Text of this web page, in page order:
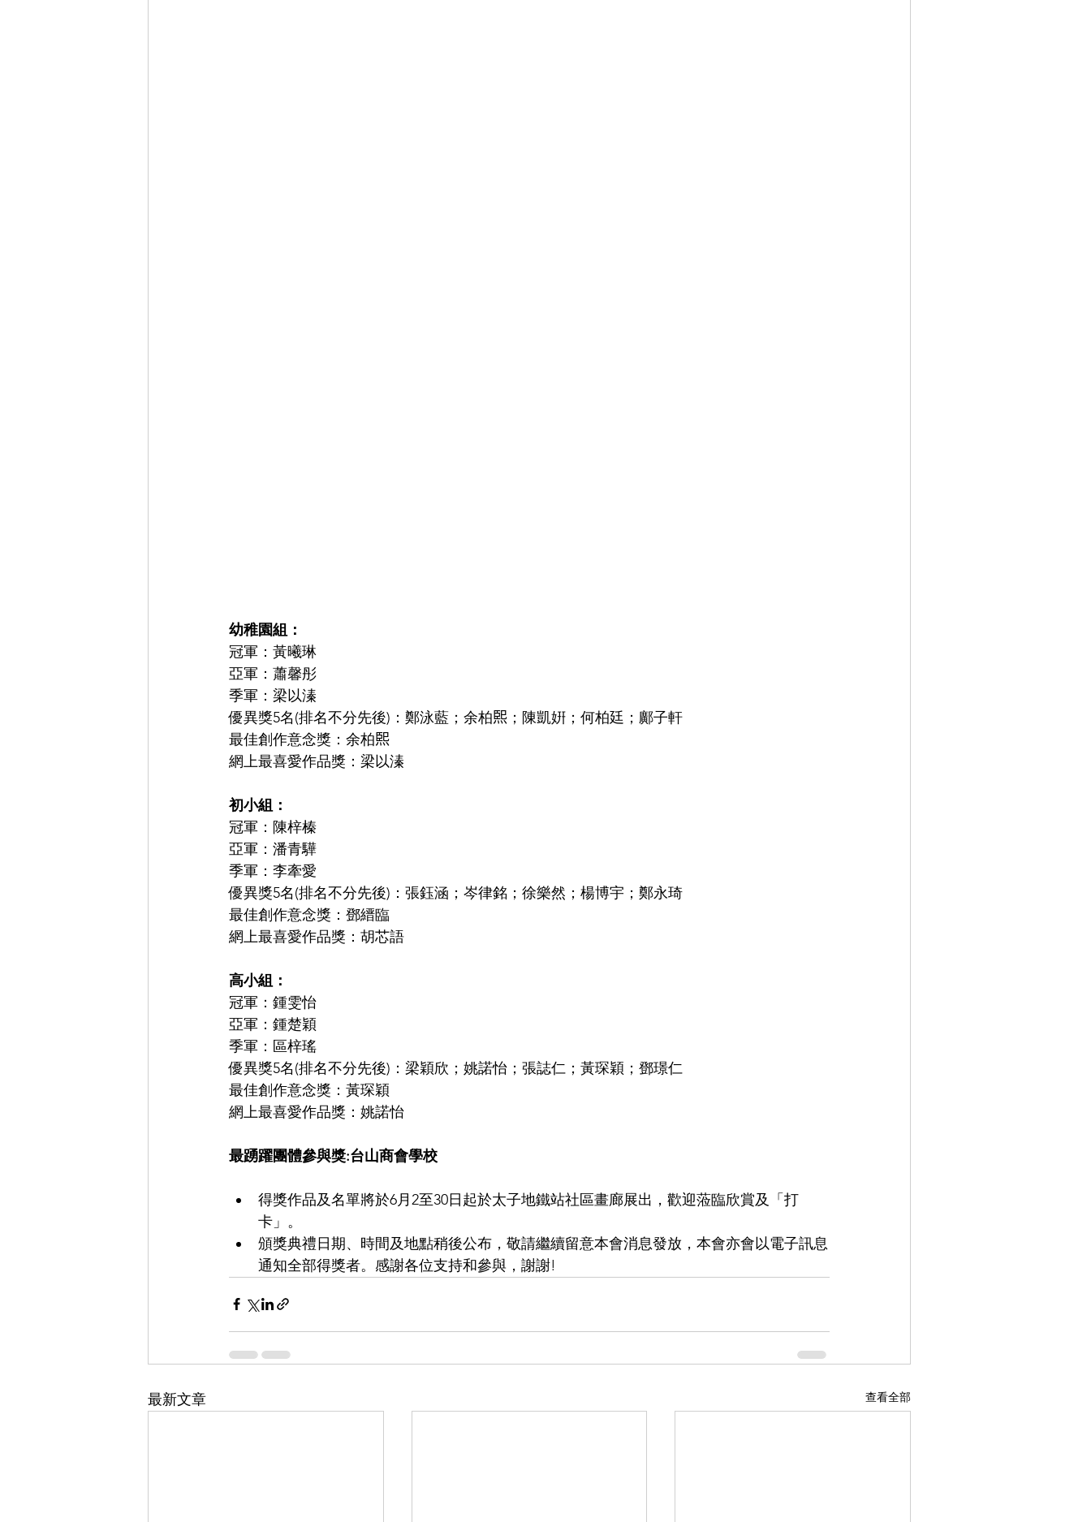
幼稚園組：
冠軍：黃曦琳
亞軍：蕭馨彤
季軍：梁以溱
優異獎5名(排名不分先後)：鄭泳藍；余柏𤋮；陳凱姸；何柏廷；鄺子軒
最佳創作意念獎：余柏𤋮
網上最喜愛作品獎：梁以溱
初小組：
冠軍：陳梓榛
亞軍：潘青驊
季軍：李牽愛
優異獎5名(排名不分先後)：張鈺涵；岑律銘；徐樂然；楊博宇；鄭永琦
最佳創作意念獎：鄧縉臨
網上最喜愛作品獎：胡芯語
高小組：
冠軍：鍾雯怡
亞軍：鍾楚穎
季軍：區梓瑤
優異獎5名(排名不分先後)：梁穎欣；姚諾怡；張誌仁；黃琛穎；鄧璟仁
最佳創作意念獎：黃琛穎
網上最喜愛作品獎：姚諾怡
最踴躍團體參與獎:台山商會學校
得獎作品及名單將於6月2至30日起於太子地鐵站社區畫廊展出，歡迎蒞臨欣賞及「打
卡」。
頒獎典禮日期、時間及地點稍後公布，敬請繼續留意本會消息發放，本會亦會以電子訊息
通知全部得獎者。感謝各位支持和參與，謝謝!
最新文章 查看全部